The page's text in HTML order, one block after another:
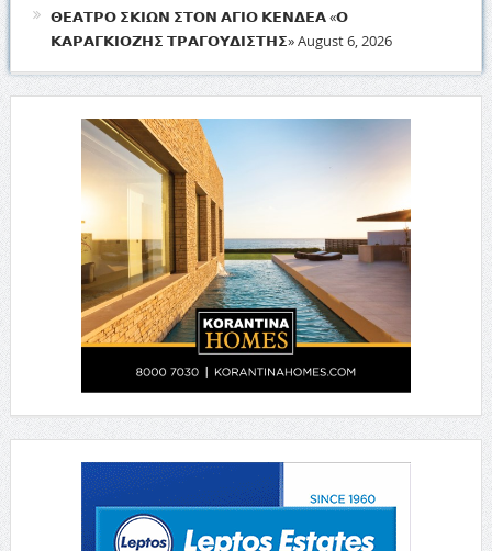
𝝝𝝚𝝖𝝩𝝦𝝤 𝝨𝝟𝝞𝝮𝝢 𝝨𝝩𝝤𝝢 𝝖𝝘𝝞𝝤 𝝟𝝚𝝢𝝙𝝚𝝖 «𝝤
𝝟𝝖𝝦𝝖𝝘𝝟𝝞𝝤𝝛𝝜𝝨 𝝩𝝦𝝖𝝘𝝤𝝪𝝙𝝞𝝨𝝩𝝜𝝨»August 6, 2026